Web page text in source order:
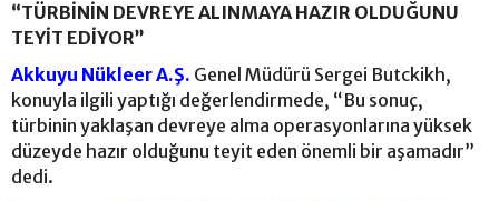
“TÜRBİNİN DEVREYE ALINMAYA HAZIR OLDUĞUNU
TEYİT EDİYOR”
Akkuyu Nükleer A.Ş. Genel Müdürü Sergei Butckikh,
konuyla ilgili yaptığı değerlendirmede, “Bu sonuç,
türbinin yaklaşan devreye alma operasyonlarına yüksek
düzeyde hazır olduğunu teyit eden önemli bir aşamadır”
dedi.